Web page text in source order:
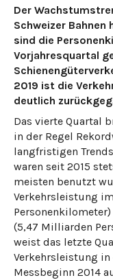
Der
Schweizer Bahnen
sind die
Vorjahresquartal
2019 ist die
deutlich
Das vierte Quartal
in der Regel
langfristigen
waren seit 2015
meisten benutzt
Verkehrsleistung
(5,47 Milliarden
weist das letzte
Verkehrsleistung
Messbeginn 2014